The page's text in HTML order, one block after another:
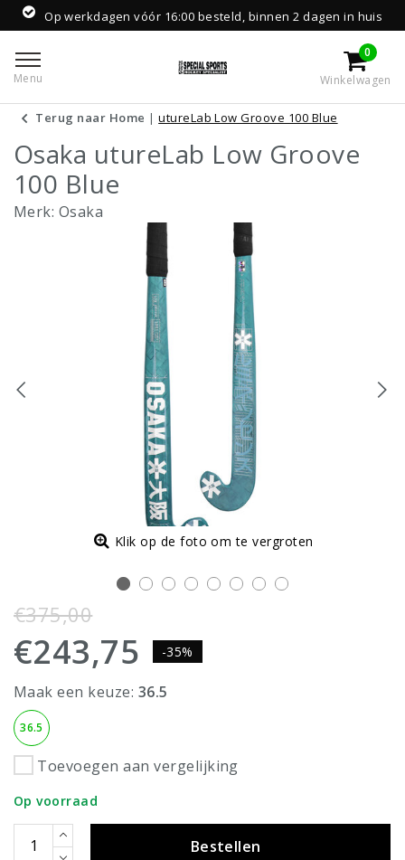
Op werkdagen vóór 16:00 besteld, binnen 2 dagen in huis
Menu
0
Winkelwagen
Terug naar Home |utureLab Low Groove 100 Blue
Osaka utureLab Low Groove
100 Blue
Merk: Osaka
Klik op de foto om te vergroten
€375,00
€243,75 -35%
Maak een keuze: 36.5
36.5
Toevoegen aan vergelijking
Op voorraad
Bestellen